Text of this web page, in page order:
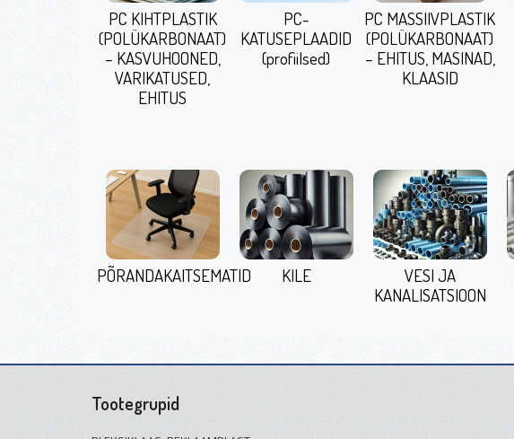
PC KIHTPLASTIK
(POLÜKARBONAAT)
– KASVUHOONED,
VARIKATUSED,
EHITUS
PC-
KATUSEPLAADID
(profiilsed)
PC MASSIIVPLASTIK
(POLÜKARBONAAT)
– EHITUS, MASINAD,
KLAASID
PÕRANDAKAITSEMATID KILE
VESI JA
KANALISATSIOON
Tootegrupid